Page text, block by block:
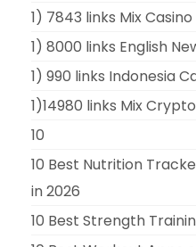
1) 7843 links Mix Casino
1) 8000 links English
1) 990 links Indonesia
1)14980 links Mix
10
10 Best Nutrition
in 2026
10 Best Strength